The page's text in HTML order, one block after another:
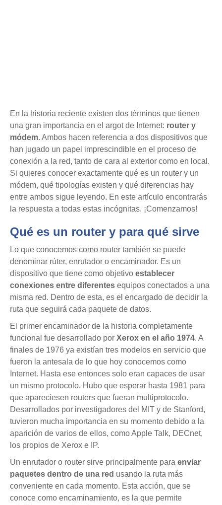
En la historia reciente existen dos términos que tienen
una gran importancia en el argot de Internet: router y
módem. Ambos hacen referencia a dos dispositivos que
han jugado un papel imprescindible en el proceso de
conexión a la red, tanto de cara al exterior como en local.
Si quieres conocer exactamente qué es un router y un
módem, qué tipologías existen y qué diferencias hay
entre ambos sigue leyendo. En este artículo encontrarás
la respuesta a todas estas incógnitas. ¡Comenzamos!
Qué es un router y para qué sirve
Lo que conocemos como router también se puede
denominar rúter, enrutador o encaminador. Es un
dispositivo que tiene como objetivo establecer
conexiones entre diferentes equipos conectados a una
misma red. Dentro de esta, es el encargado de decidir la
ruta que seguirá cada paquete de datos.
El primer encaminador de la historia completamente
funcional fue desarrollado por Xerox en el año 1974. A
finales de 1976 ya existían tres modelos en servicio que
fueron la antesala de lo que hoy conocemos como
Internet. Hasta ese entonces solo eran capaces de usar
un mismo protocolo. Hubo que esperar hasta 1981 para
que apareciesen routers que fueran multiprotocolo.
Desarrollados por investigadores del MIT y de Stanford,
tuvieron mucha importancia en su momento debido a la
aparición de varios de ellos, como Apple Talk, DECnet,
los propios de Xerox e IP.
Un enrutador o router sirve principalmente para enviar
paquetes dentro de una red usando la ruta más
conveniente en cada momento. Esta acción, que se
conoce como encaminamiento, es la que permite